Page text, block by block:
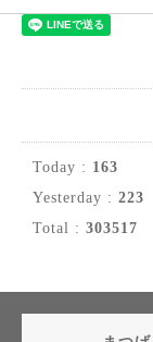
Today : 163
Yesterday : 223
Total : 303517